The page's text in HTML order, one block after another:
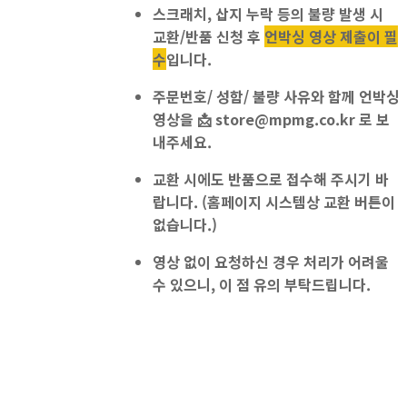
스크래치, 삽지 누락 등의 불량 발생 시
교환/반품 신청 후 언박싱 영상 제출이 필
수입니다.
주문번호/ 성함/ 불량 사유와 함께 언박싱
영상을 📩store@mpmg.co.kr로 보
내주세요.
교환 시에도 반품으로 접수해 주시기 바
랍니다. (홈페이지 시스템상 교환 버튼이
없습니다.)
영상 없이 요청하신 경우 처리가 어려울
수 있으니, 이 점 유의 부탁드립니다.